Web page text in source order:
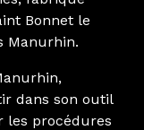
Bonnet le
Manurhin.
dans son outil
les procédures